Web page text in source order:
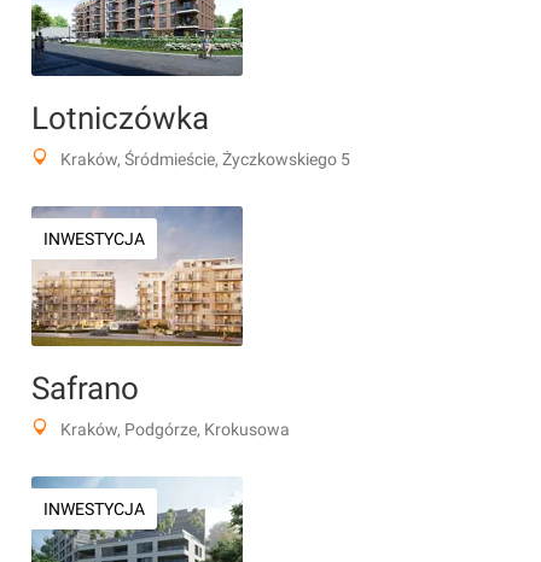
Lotniczówka
Kraków, Śródmieście, Życzkowskiego 5
INWESTYCJA
Safrano
Kraków, Podgórze, Krokusowa
INWESTYCJA